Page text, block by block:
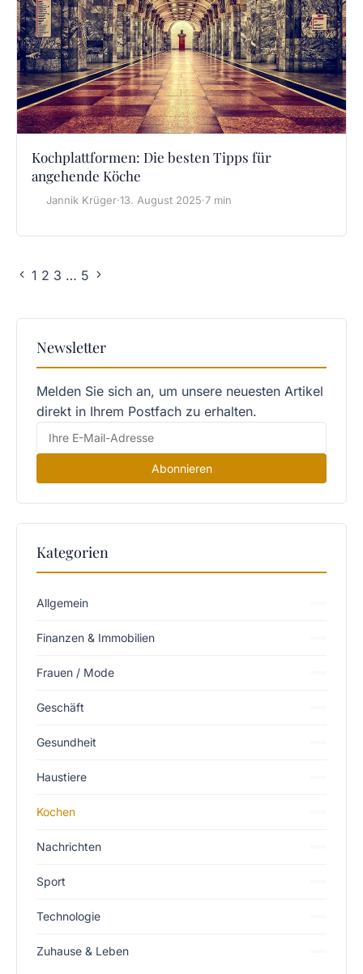
Kochplattformen: Die besten Tipps für
angehende Köche
Jannik Krüger·13. August 2025·7 min
1 2 3 … 5
Newsletter
Melden Sie sich an, um unsere neuesten Artikel
direkt in Ihrem Postfach zu erhalten.
Abonnieren
Kategorien
Allgemein
Finanzen & Immobilien
Frauen / Mode
Geschäft
Gesundheit
Haustiere
Kochen
Nachrichten
Sport
Technologie
Zuhause & Leben